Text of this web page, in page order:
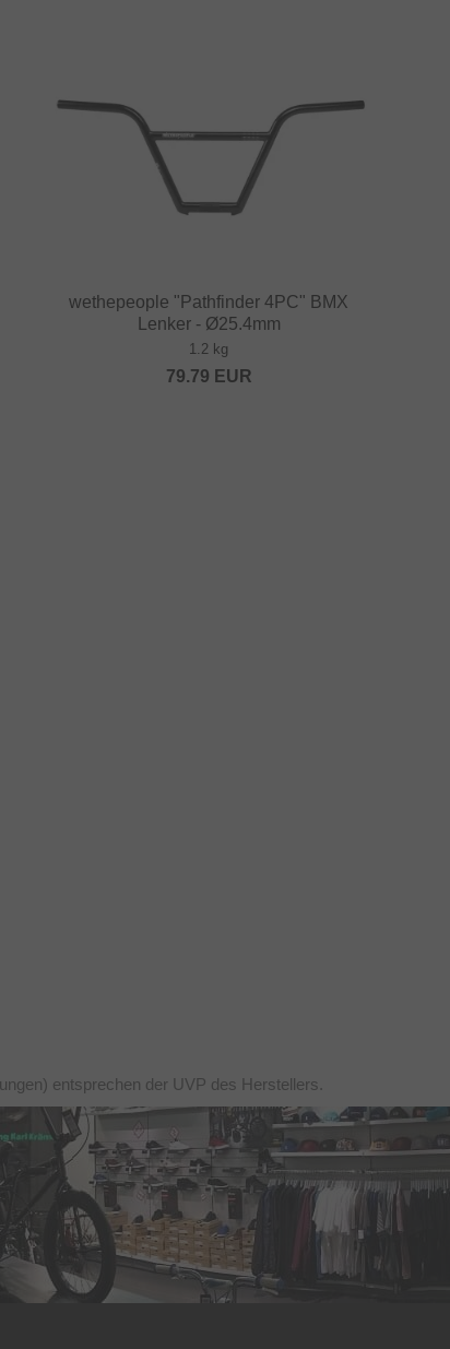
wethepeople "Pathfinder 4PC" BMX
Lenker - Ø25.4mm
1.2 kg
79.79 EUR
entsprechen der UVP des Herstellers.